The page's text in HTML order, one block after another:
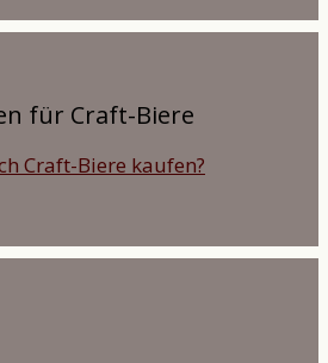
für Craft-Biere
Craft-Biere kaufen?